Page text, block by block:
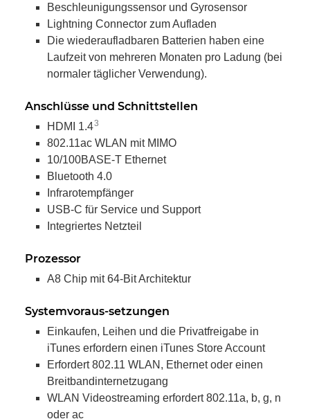
Beschleunigungssensor und Gyrosensor
Lightning Connector zum Aufladen
Die wiederaufladbaren Batterien haben eine
Laufzeit von mehreren Monaten pro Ladung (bei
normaler täglicher Verwendung).
Anschlüsse und Schnittstellen
HDMI 1.43
802.11ac WLAN mit MIMO
10/100BASE-T Ethernet
Bluetooth 4.0
Infrarotempfänger
USB-C für Service und Support
Integriertes Netzteil
Prozessor
A8 Chip mit 64-Bit Architektur
Systemvoraus-setzungen
Einkaufen, Leihen und die Privatfreigabe in
iTunes erfordern einen iTunes Store Account
Erfordert 802.11 WLAN, Ethernet oder einen
Breitbandinternetzugang
WLAN Videostreaming erfordert 802.11a, b, g, n
oder ac